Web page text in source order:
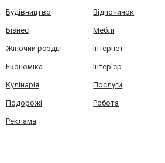
Будівництво Відпочинок
Бізнес Меблі
Жіночий розділ Інтернет
Економіка Інтер'єр
Кулінарія Послуги
Подорожі Робота
Реклама